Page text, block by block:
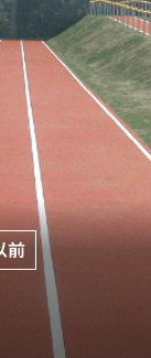
前